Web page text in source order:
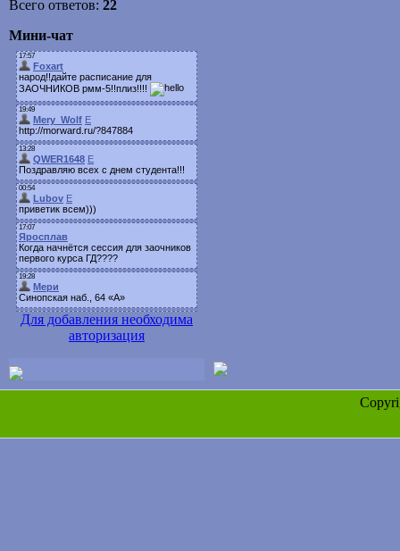
Всего ответов: 22
Мини-чат
Для добавления необходима
авторизация